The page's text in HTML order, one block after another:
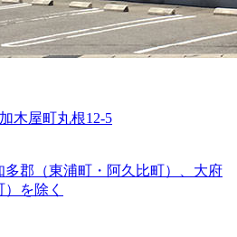
木屋町丸根12-5
多郡（東浦町・阿久比町）、大府
を除く